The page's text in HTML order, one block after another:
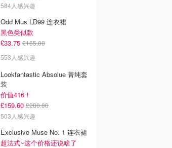
584人感兴趣
Odd Mus LD99 连衣裙
黑色类似款
£33.75 £165.00
553人感兴趣
Lookfantastic Absolue 菁纯套
装
价值416！
£159.60 £280.00
503人感兴趣
Exclusive Muse No. 1 连衣裙
超法式~这个价格还说啥了